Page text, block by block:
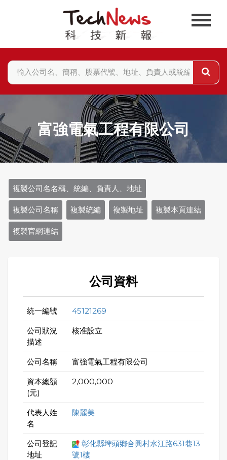
富強電氣工程有限公司
複製公司名名稱、統編、負責人、地址
複製公司名稱 複製統編 複製地址 複製本頁連結
複製官網連結
公司資料
統一編號 45121269
公司狀況
描述
核准設立
公司名稱 富強電氣工程有限公司
資本總額
(元)
2,000,000
代表人姓
名
陳麗美
公司登記
地址
彰化縣埤頭鄉合興村水江路631巷13
號1樓